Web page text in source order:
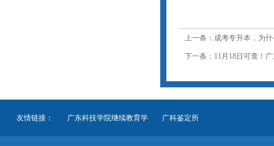
上一条：成考专升本，为
下一条：11月18日可查！
友情链接： 广东科技学院继续教育学 广科鉴定所